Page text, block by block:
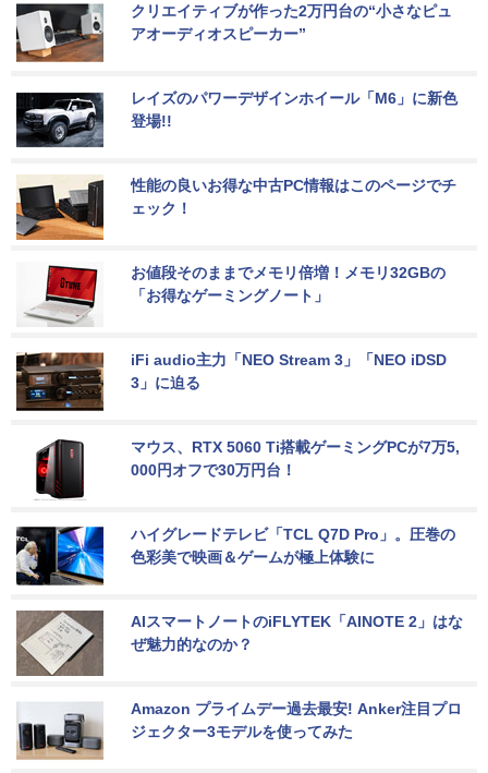
クリエイティブが作った2万円台の“小さなピュ
アオーディオスピーカー”
レイズのパワーデザインホイール「M6」に新色
登場!!
性能の良いお得な中古PC情報はこのページでチ
ェック！
お値段そのままでメモリ倍増！メモリ32GBの
「お得なゲーミングノート」
iFi audio主力「NEO Stream 3」「NEO iDSD
3」に迫る
マウス、RTX 5060 Ti搭載ゲーミングPCが7万5,
000円オフで30万円台！
ハイグレードテレビ「TCL Q7D Pro」。圧巻の
色彩美で映画＆ゲームが極上体験に
AIスマートノートのiFLYTEK「AINOTE 2」はな
ぜ魅力的なのか？
Amazon プライムデー過去最安! Anker注目プロ
ジェクター3モデルを使ってみた